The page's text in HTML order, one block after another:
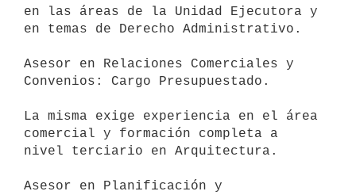
en las áreas de la Unidad Ejecutora y
en temas de Derecho Administrativo.
Asesor en Relaciones Comerciales y
Convenios: Cargo Presupuestado.
La misma exige experiencia en el área
comercial y formación completa a
nivel terciario en Arquitectura.
Asesor en Planificación y